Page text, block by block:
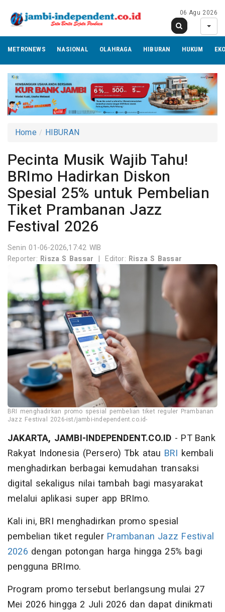
06 Agu 2026
METRONEWS NASIONAL OLAHRAGA HIBURAN HUKUM
Home HIBURAN
Pecinta Musik Wajib Tahu!
BRImo Hadirkan Diskon
Spesial 25% untuk Pembelian
Tiket Prambanan Jazz
Festival 2026
Senin 01-06-2026,17:42 WIB
Reporter: Risza S Bassar | Editor: Risza S Bassar
BRI menghadirkan promo spesial pembelian tiket reguler Prambanan
Jazz Festival 2026-ist/jambi-independent.co.id-
JAKARTA, JAMBI-INDEPENDENT.CO.ID - PT Bank
Rakyat Indonesia (Persero) Tbk atau BRI kembali
menghadirkan berbagai kemudahan transaksi
digital sekaligus nilai tambah bagi masyarakat
melalui aplikasi super app BRImo.
Kali ini, BRI menghadirkan promo spesial
pembelian tiket reguler Prambanan Jazz Festival
2026 dengan potongan harga hingga 25% bagi
pengguna BRImo.
Program promo tersebut berlangsung mulai 27
Mei 2026 hingga 2 Juli 2026 dan dapat dinikmati